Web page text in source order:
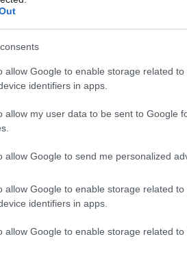
allow Google to enable storage related
identifiers in apps.
allow my user data to be sent to Google
allow Google to send me personalized
allow Google to enable storage related
identifiers in apps.
allow Google to enable storage related
cliccandoqui
nella sezioneLogindal menù
Olbia Codice Della Strada
Gallura